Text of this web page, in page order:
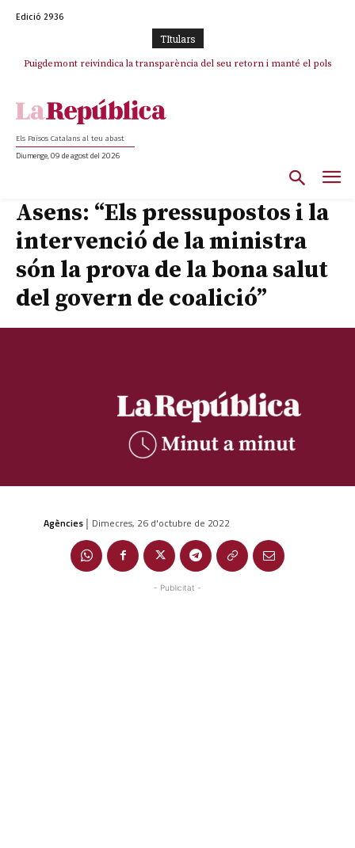
Edició 2936
TItulars
Puigdemont reivindica la transparència del seu retorn i manté el pols
Portugal acusa Espanya de provocar un “efecte crida” massiu per la seva
Els Països Catalans al teu abast
Diumenge, 09 de agost del 2026
Asens: “Els pressupostos i la
intervenció de la ministra
són la prova de la bona salut
del govern de coalició”
Agències | Dimecres, 26 d'octubre de 2022
- Publicitat -